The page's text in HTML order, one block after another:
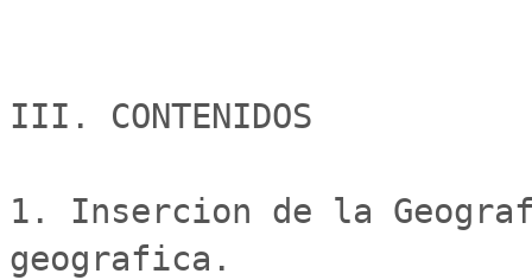
III. CONTENIDOS
1. Insercion de la
geografica.